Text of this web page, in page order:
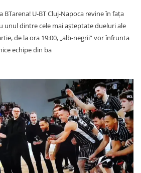
U‑BT Cluj‑Napoca revine în fața
dintre cele mai așteptate dueluri ale
de la ora 19:00, „alb-negrii” vor înfrunta
echipe din ba